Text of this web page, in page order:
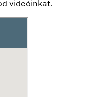
videóinkat.